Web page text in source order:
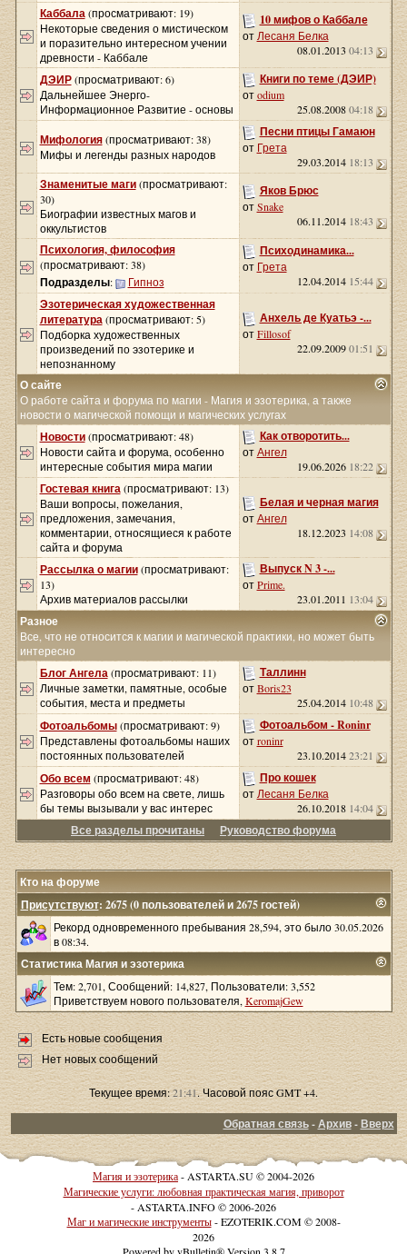
Каббала (просматривают: 19)
Некоторые сведения о мистическом
и поразительно интересном учении
древности - Каббале
10 мифов о Каббале
отЛесаня Белка
08.01.2013 04:13
ДЭИР (просматривают: 6)
Дальнейшее Энерго-
Информационное Развитие - основы
Книги по теме (ДЭИР)
отodium
25.08.200804:18
Мифология (просматривают: 38)
Мифы и легенды разных народов
Песни птицы Гамаюн
от Грета
29.03.2014 18:13
Знаменитые маги (просматривают:
30)
Биографии известных магов и
оккультистов
Яков Брюс
отSnake
06.11.2014 18:43
Психология, философия
(просматривают: 38)
Подразделы: Гипноз
Психодинамика...
от Грета
12.04.2014 15:44
Эзотерическая художественная
литература (просматривают: 5)
Подборка художественных
произведений по эзотерике и
непознанному
Анхель де Куатьэ -...
отFillosof
22.09.200901:51
О сайте
О работе сайта и форума по магии - Магия и эзотерика, а также
новости о магической помощи и магических услугах
Новости (просматривают: 48)
Новости сайта и форума, особенно
интересные события мира магии
Как отворотить...
отАнгел
19.06.2026 18:22
Гостевая книга (просматривают: 13)
Ваши вопросы, пожелания,
предложения, замечания,
комментарии, относящиеся к работе
сайта и форума
Белая и черная магия
отАнгел
18.12.2023 14:08
Рассылка о магии (просматривают:
13)
Архив материалов рассылки
Выпуск N 3 -...
отPrime.
23.01.2011 13:04
Разное
Все, что не относится к магии и магической практики, но может быть
интересно
Блог Ангела (просматривают: 11)
Личные заметки, памятные, особые
события, места и предметы
Таллинн
отBoris23
25.04.2014 10:48
Фотоальбомы (просматривают: 9)
Представлены фотоальбомы наших
постоянных пользователей
Фотоальбом - Roninr
отroninr
23.10.201423:21
Обо всем (просматривают: 48)
Разговоры обо всем на свете, лишь
бы темы вызывали у вас интерес
Про кошек
отЛесаня Белка
26.10.2018 14:04
Все разделы прочитаны Руководство форума
Кто на форуме
Присутствуют: 2675 (0 пользователей и 2675 гостей)
Рекорд одновременного пребывания 28,594, это было 30.05.2026
в 08:34.
Статистика Магия и эзотерика
Тем: 2,701, Сообщений: 14,827, Пользователи: 3,552
Приветствуем нового пользователя, KeromajGew
Есть новые сообщения
Нет новых сообщений
Текущее время:21:41. Часовой пояс GMT +4.
Обратная связь-Архив-Вверх
Магия и эзотерика- ASTARTA.SU © 2004-2026
Магические услуги: любовная практическая магия, приворот
- ASTARTA.INFO © 2006-2026
Маг и магические инструменты- EZOTERIK.COM © 2008-
2026